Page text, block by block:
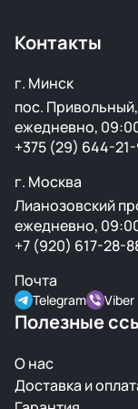
Контакты
г. Минск
пос.
ежедневно,
+375 (29) 644-
г. Москва
Лианозовский
ежедневно,
+7 (920) 617-28-
Почта
Telegram Viber
Полезные
О нас
Доставка и